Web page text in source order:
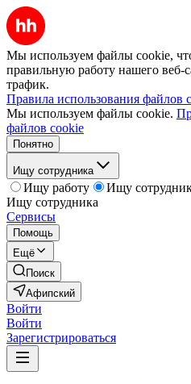
Мы используем файлы cookie,
правильную работу нашего веб-
трафик.
Правила использования файлов
Мы используем файлы cookie.
файлов cookie
Понятно
Ищу сотрудника
Ищу работу
Ищу
Ищу сотрудника
Сервисы
Помощь
Ещё
Поиск
Афипский
Войти
Войти
Зарегистрироваться